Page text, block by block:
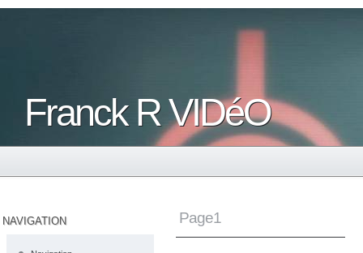
Franck R VIDéO
NAVIGATION Page1